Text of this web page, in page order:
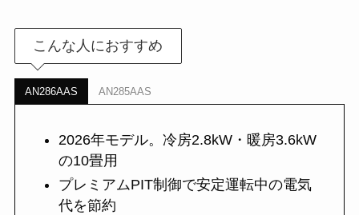
こんな人におすすめ
AN286AAS AN285AAS
2026年モデル。冷房2.8kW・暖房3.6kW
の10畳用
プレミアムPIT制御で安定運転中の電気
代を節約